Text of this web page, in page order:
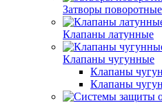
Затворы поворотные
Клапаны латунные
Клапаны чугунные
Клапаны
Клапаны